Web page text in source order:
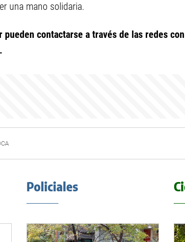
una mano solidaria.
contactarse a través de las redes
Policiales